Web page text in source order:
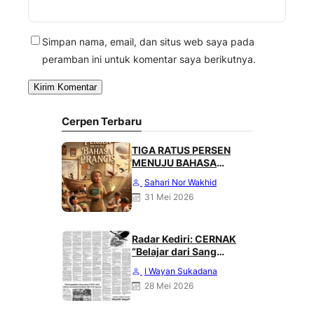
Simpan nama, email, dan situs web saya pada
peramban ini untuk komentar saya berikutnya.
Cerpen Terbaru
TIGA RATUS PERSEN
MENUJU BAHASA
Sahari Nor Wakhid
31 Mei 2026
Radar Kediri: CERNAK
“Belajar dari Sang
Haliling
I Wayan Sukadana
28 Mei 2026